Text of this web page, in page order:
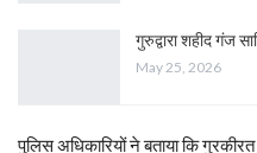
गुरुद्वारा शहीद गंज
May 25, 2026
पुलिस अधिकारियों ने बताया कि